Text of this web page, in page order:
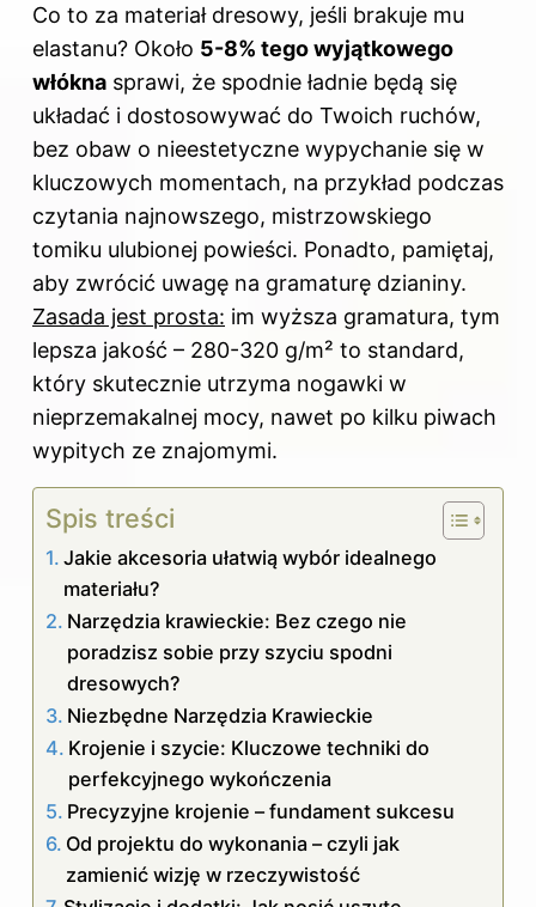
Co to za materiał dresowy, jeśli brakuje mu
elastanu? Około 5-8% tego wyjątkowego
włókna sprawi, że spodnie ładnie będą się
układać i dostosowywać do Twoich ruchów,
bez obaw o nieestetyczne wypychanie się w
kluczowych momentach, na przykład podczas
czytania najnowszego, mistrzowskiego
tomiku ulubionej powieści. Ponadto, pamiętaj,
aby zwrócić uwagę na gramaturę dzianiny.
Zasada jest prosta: im wyższa gramatura, tym
lepsza jakość – 280-320 g/m² to standard,
który skutecznie utrzyma nogawki w
nieprzemakalnej mocy, nawet po kilku piwach
wypitych ze znajomymi.
Spis treści
Jakie akcesoria ułatwią wybór idealnego
materiału?
Narzędzia krawieckie: Bez czego nie
poradzisz sobie przy szyciu spodni
dresowych?
Niezbędne Narzędzia Krawieckie
Krojenie i szycie: Kluczowe techniki do
perfekcyjnego wykończenia
Precyzyjne krojenie – fundament sukcesu
Od projektu do wykonania – czyli jak
zamienić wizję w rzeczywistość